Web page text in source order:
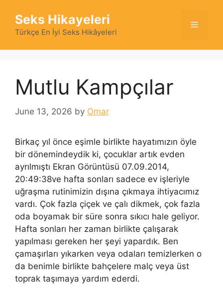
content
Seks Hikayeleri
Türkçe En İyi Seks Hikâyeleri
Menu
Mutlu Kampçılar
June 13, 2026 by Omar
Birkaç yıl önce eşimle birlikte hayatımızın öyle
bir dönemindeydik ki, çocuklar artık evden
ayrılmıştı Ekran Görüntüsü 07.09.2014,
20:49:38ve hafta sonları sadece ev işleriyle
uğraşma rutinimizin dışına çıkmaya ihtiyacımız
vardı. Çok fazla çiçek ve çalı dikmek, çok fazla
oda boyamak bir süre sonra sıkıcı hale geliyor.
Hafta sonları her zaman birlikte çalışarak
yapılması gereken her şeyi yapardık. Ben
çamaşırları yıkarken veya odaları temizlerken o
da benimle birlikte bahçelere malç veya üst
toprak taşımaya yardım ederdi.